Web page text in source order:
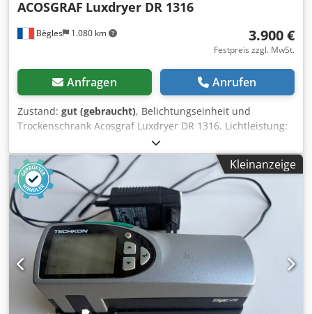
Bègles 1.080 km
ACOSGRAF Luxdryer DR 1316
3.900 €
Festpreis zzgl. MwSt.
Anfragen Anrufen
Zustand: gut (gebraucht), Belichtungseinheit und
Trockenschrank Acosgraf Luxdryer DR 1316. Lichtleistung:
1080 W. Für Siebe bis 130x160 cm geeignet. Schnelles und
effizientes Trocknen mit Temperatur- und Zeiteinstellung.
Starke und schnelle Vakuumpumpe. Schnelle und präzise
Siebbelichtung. 230 V. Sehr sauberer Zustand. Versand in
ganz Europa möglich (Versandkosten werden zusätzlich
berechnet). Dsdjvnwlzepfx Ap Ajck
Kleinanzeige